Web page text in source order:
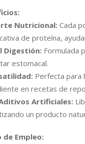
Nutricional: Cada
de proteína,
Digestión: Formulada
estomacal.
Perfecta para
en recetas de
Artificiales:
un producto
de Empleo: